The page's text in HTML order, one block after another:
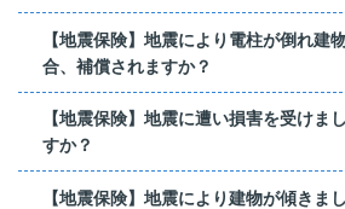
【地震保険】地震により電柱が倒れ建
合、補償されますか？
【地震保険】地震に遭い損害を受けま
すか？
【地震保険】地震により建物が傾きま